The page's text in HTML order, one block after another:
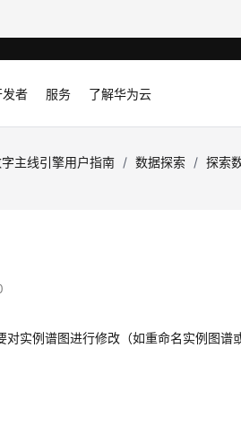
发者 服务 了解华为云
主线引擎用户指南 / 数据探索 / 探索
实例谱图进行修改（如重命名实例图谱